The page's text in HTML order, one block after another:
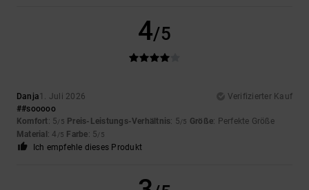
4/5
Danja1. Juli 2026
Verifizierter Kauf
##sooooo
Komfort: 5/5 Preis-Leistungs-Verhältnis: 5/5 Größe: Perfekte Größe
Material: 4 /5 Farbe: 5/5
Ich empfehle dieses Produkt